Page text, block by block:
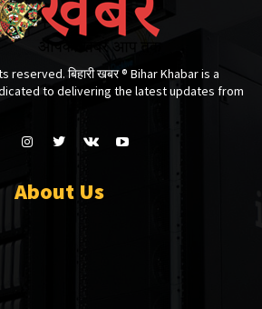
reserved. बिहारी खबर ®​ Bihar Khabar is a
to delivering the latest updates from
About Us